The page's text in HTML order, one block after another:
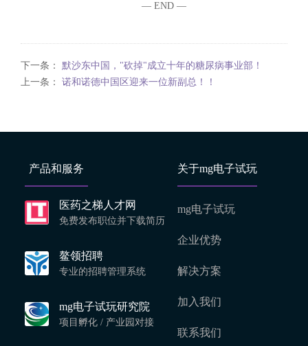
— END —
下一条： 默沙东中国，"砍掉"成立十年的糖尿病事业部！
上一条： 诺和诺德中国区迎来一位新副总！！
产品和服务
医药之梯人才网
免费发布职位并下载简历
鳌领招聘
专业的招聘管理系统
mg电子试玩研究院
项目孵化 / 产业园对接
关于mg电子试玩
mg电子试玩
企业优势
解决方案
加入我们
联系我们